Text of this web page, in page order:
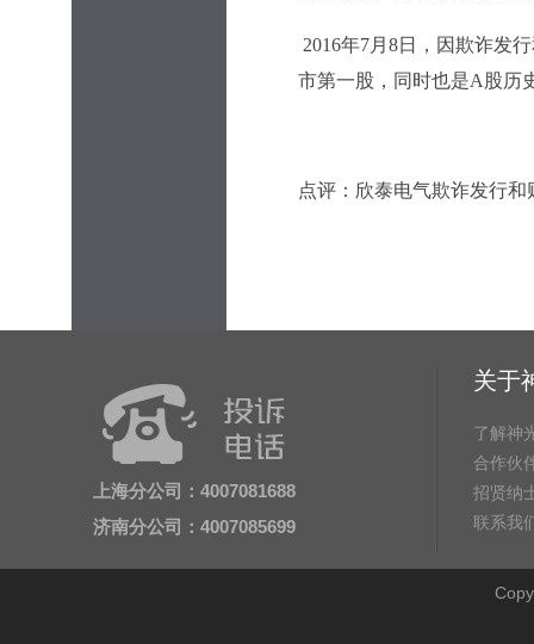
2016年7月8日，因欺诈发
市第一股，同时也是A股历
点评：欣泰电气欺诈发行
上海分公司：4007081688
济南分公司：4007085699
关于
了解神
合作伙
招贤纳
联系我